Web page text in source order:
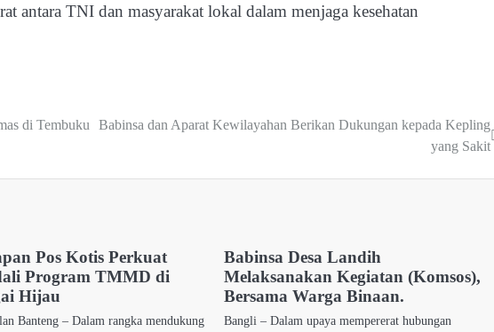
antara TNI dan masyarakat lokal dalam menjaga kesehatan
di Tembuku
Babinsa dan Aparat Kewilayahan Berikan Dukungan kepada Kepling
yang Sakit
Pos Kotis Perkuat
Program TMMD di
Hijau
Banteng – Dalam rangka mendukung
Babinsa Desa Landih
Melaksanakan Kegiatan (Komsos),
Bersama Warga Binaan.
Bangli – Dalam upaya mempererat hubungan